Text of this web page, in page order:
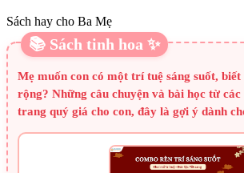
Sách hay cho Ba Mẹ
📚 Sách tinh hoa ✨
Mẹ muốn con có một trí tuệ sáng suốt,
rộng? Những câu chuyện và bài học từ các
trang quý giá cho con, đây là gợi ý dành